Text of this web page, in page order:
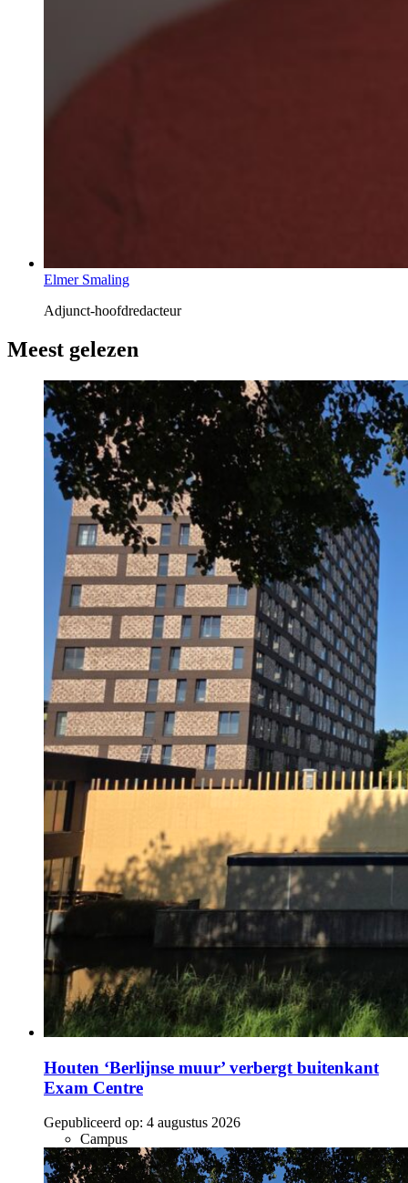
Elmer Smaling
Adjunct-hoofdredacteur
Meest gelezen
Houten ‘Berlijnse muur’ verbergt buitenkant
Exam Centre
Gepubliceerd op: 4 augustus 2026
Campus